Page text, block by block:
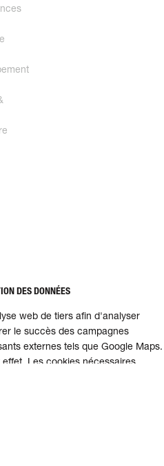
DES DONNÉES
web de tiers afin d'analyser
le succès des campagnes
externes tels que Google Maps.
Les cookies nécessaires